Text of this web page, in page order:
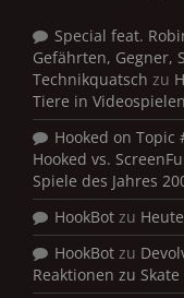
Special feat.
Gefährten, Gegner,
Technikquatsch zu
Tiere in
Hooked on Topic
Hooked vs.
Spiele des Jahres
HookBot zu
HookBot zu
Reaktionen zu